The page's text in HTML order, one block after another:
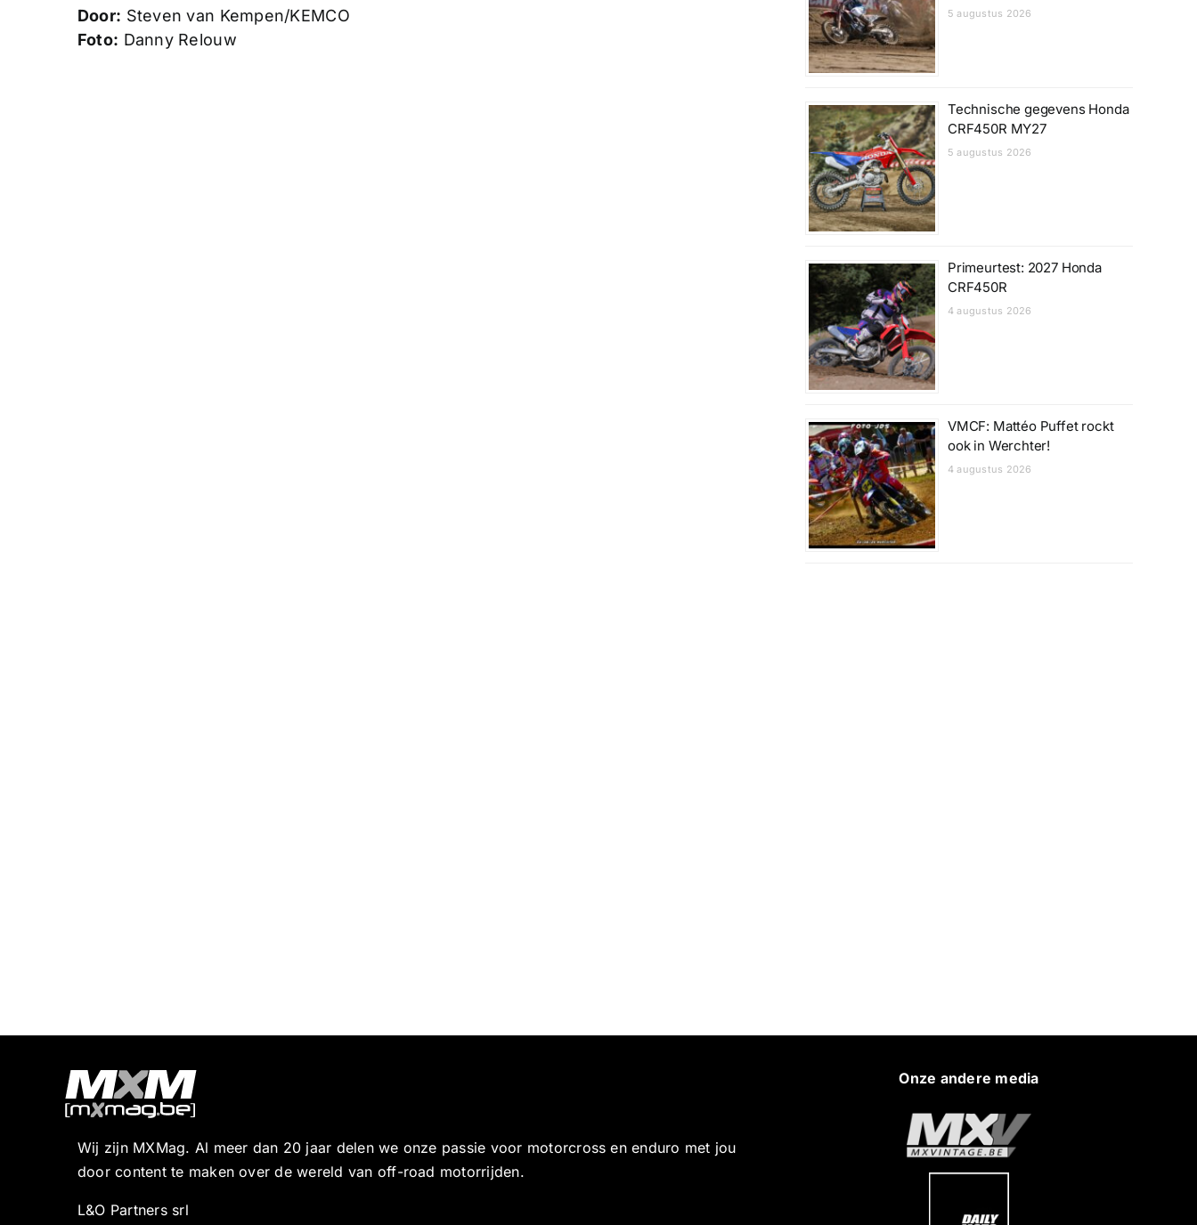
Door: Steven van Kempen/KEMCO
Foto: Danny Relouw
5 augustus 2026
Technische gegevens Honda
CRF450R MY27
5 augustus 2026
Primeurtest: 2027 Honda
CRF450R
4 augustus 2026
VMCF: Mattéo Puffet rockt
ook in Werchter!
4 augustus 2026
Wij zijn MXMag. Al meer dan 20 jaar delen we onze passie voor motorcross en enduro met jou
door content te maken over de wereld van off-road motorrijden.
L&O Partners srl
Onze andere media